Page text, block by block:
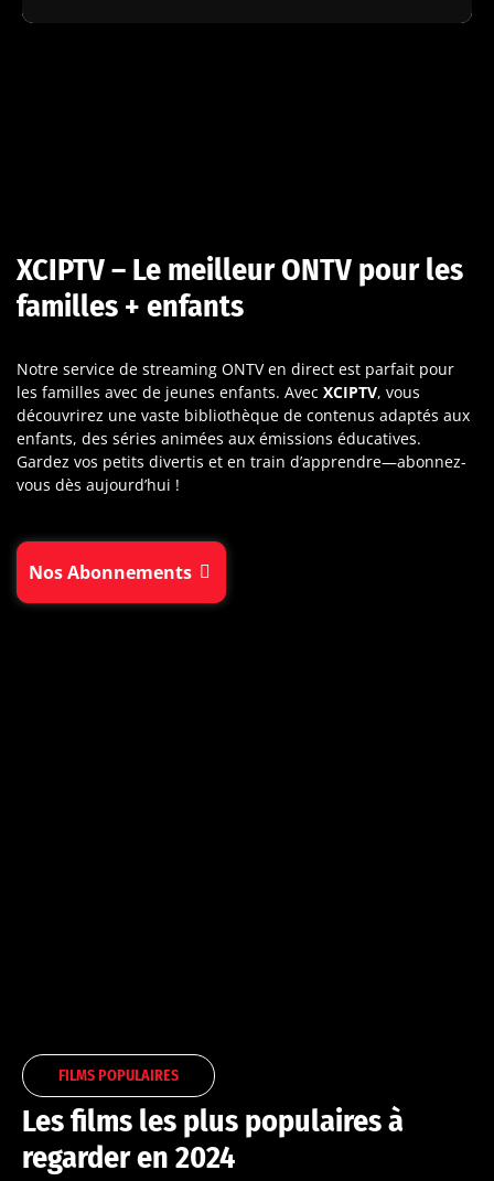
XCIPTV – Le meilleur ONTV pour les
familles + enfants
Notre service de streaming ONTV en direct est parfait pour
les familles avec de jeunes enfants. Avec XCIPTV, vous
découvrirez une vaste bibliothèque de contenus adaptés aux
enfants, des séries animées aux émissions éducatives.
Gardez vos petits divertis et en train d’apprendre—abonnez-
vous dès aujourd’hui !
Nos Abonnements
FILMS POPULAIRES
Les films les plus populaires à
regarder en 2024